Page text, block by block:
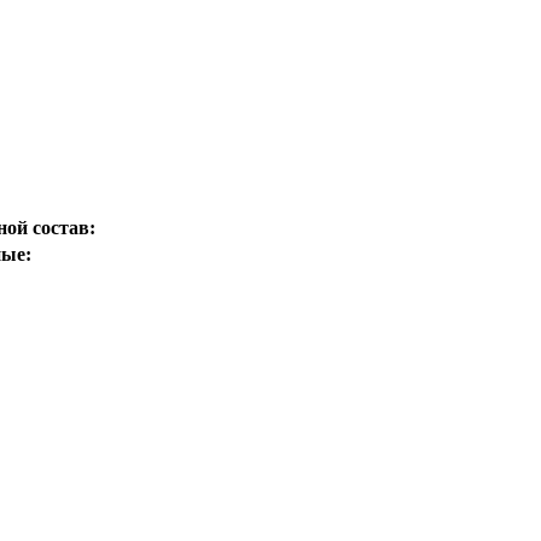
состав: